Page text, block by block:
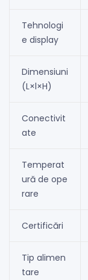
Tehnologi
e display
Dimensiuni
(L×l×H)
Conectivit
ate
Temperat
ură de ope
rare
Certificări
Tip alimen
tare